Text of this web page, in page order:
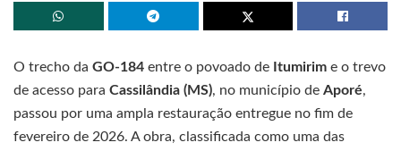
O trecho da GO-184 entre o povoado de Itumirim e o trevo
de acesso para Cassilândia (MS), no município de Aporé,
passou por uma ampla restauração entregue no fim de
fevereiro de 2026. A obra, classificada como uma das